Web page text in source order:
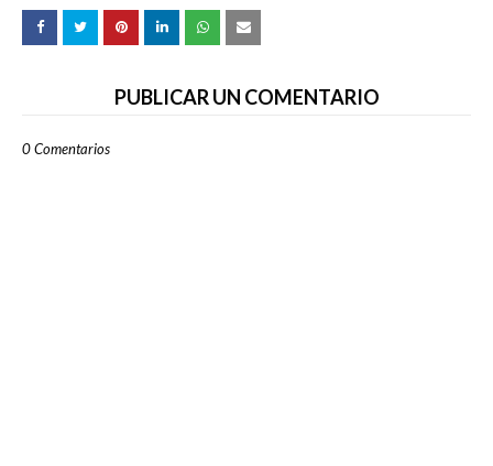
PUBLICAR UN COMENTARIO
0 Comentarios